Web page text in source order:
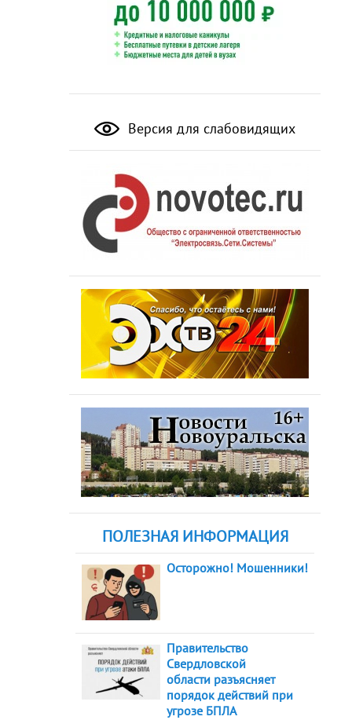
Версия для слабовидящих
ПОЛЕЗНАЯ ИНФОРМАЦИЯ
Осторожно! Мошенники!
Правительство
Свердловской
области разъясняет
порядок действий при
угрозе БПЛА